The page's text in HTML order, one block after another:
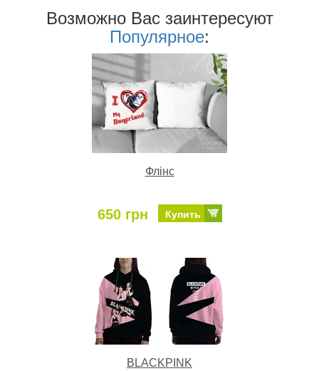
Возможно Ваc заинтересуют
Популярное:
Флінс
650 грн Купить
BLACKPINK